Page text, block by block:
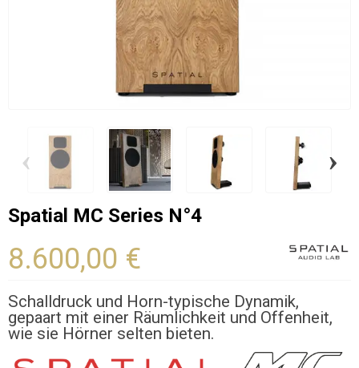
‹ ›
Spatial MC Series N°4
8.600,00 €
Schalldruck und Horn-typische Dynamik,
gepaart mit einer Räumlichkeit und Offenheit,
wie sie Hörner selten bieten.